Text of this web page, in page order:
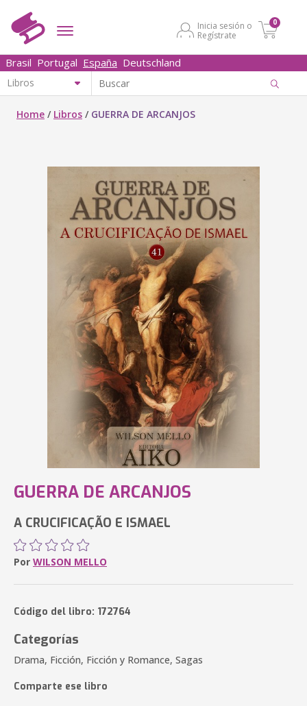
Inicia sesión o
Regístrate
0
Brasil Portugal España Deutschland
Home / Libros / GUERRA DE ARCANJOS
GUERRA DE ARCANJOS
A CRUCIFICAÇÃO E ISMAEL
Por WILSON MELLO
Código del libro: 172764
Categorías
Drama, Ficción, Ficción y Romance, Sagas
Comparte ese libro